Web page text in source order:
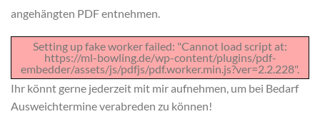
angehängten PDF entnehmen.
Setting up fake worker failed: "Cannot load script at:
https://ml-bowling.de/wp-content/plugins/pdf-
embedder/assets/js/pdfjs/pdf.worker.min.js?ver=2.2.228".
Ihr könnt gerne jederzeit mit mir aufnehmen, um bei Bedarf
Ausweichtermine verabreden zu können!